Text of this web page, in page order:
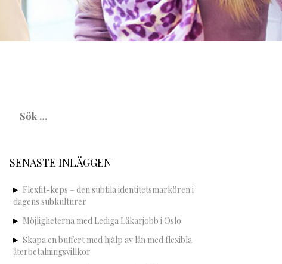
efter:
SENASTE INLÄGGEN
Flexfit-keps – den subtila identitetsmarkören i
dagens subkulturer
Möjligheterna med Lediga Läkarjobb i Oslo
Skapa en buffert med hjälp av lån med flexibla
återbetalningsvillkor